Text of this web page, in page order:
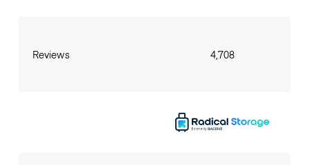
Reviews 4,708